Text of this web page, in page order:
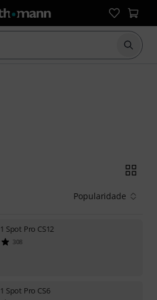
Iniciar
Popularidade
1 Spot Pro CS12
308
1 Spot Pro CS6